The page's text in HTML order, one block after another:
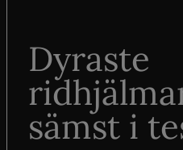
Dyraste
sämst i